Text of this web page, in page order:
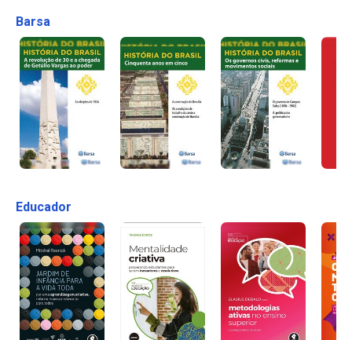
Barsa
Educador